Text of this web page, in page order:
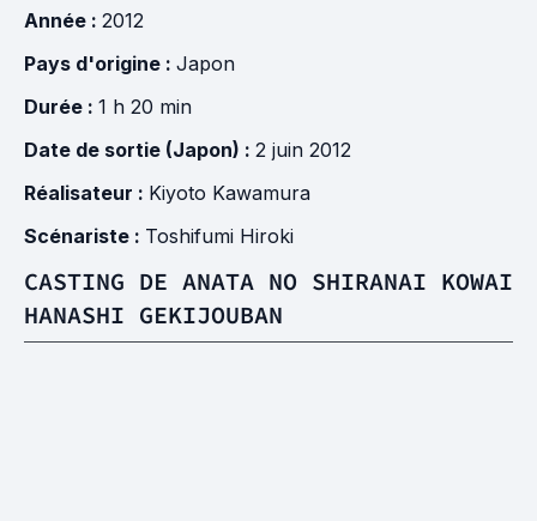
Année : 2012
Pays d'origine : Japon
Durée : 1 h 20 min
Date de sortie (Japon) : 2 juin 2012
Réalisateur : Kiyoto Kawamura
Scénariste : Toshifumi Hiroki
CASTING DE ANATA NO SHIRANAI KOWAI
HANASHI GEKIJOUBAN